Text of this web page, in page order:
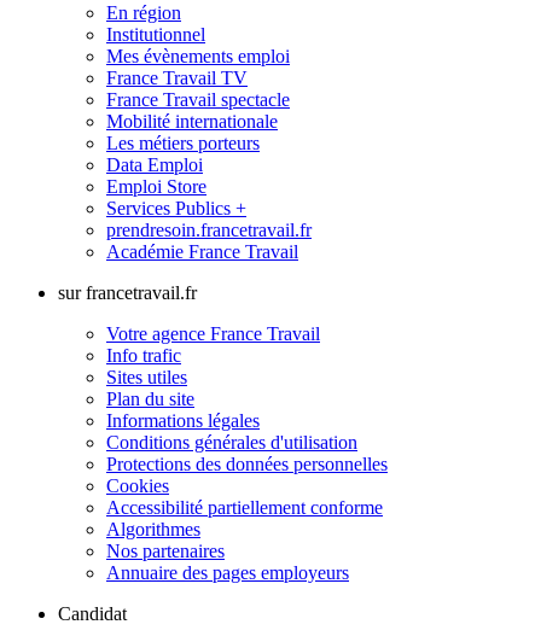
En région
Institutionnel
Mes évènements emploi
France Travail TV
France Travail spectacle
Mobilité internationale
Les métiers porteurs
Data Emploi
Emploi Store
Services Publics +
prendresoin.francetravail.fr
Académie France Travail
sur francetravail.fr
Votre agence France Travail
Info trafic
Sites utiles
Plan du site
Informations légales
Conditions générales d'utilisation
Protections des données personnelles
Cookies
Accessibilité partiellement conforme
Algorithmes
Nos partenaires
Annuaire des pages employeurs
Candidat